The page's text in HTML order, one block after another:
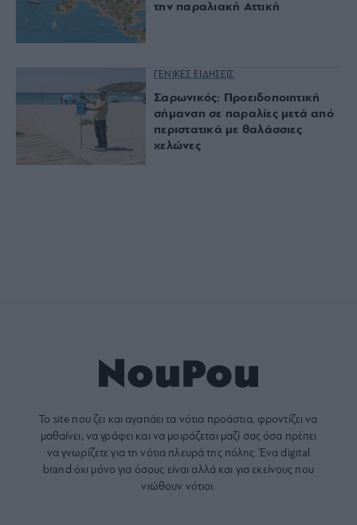
την παραλιακή Αττική
ΓΕΝΙΚΕΣ ΕΙΔΗΣΕΙΣ
Σαρωνικός: Προειδοποιητική
σήμανση σε παραλίες μετά από
περιστατικά με θαλάσσιες
χελώνες
Το site που ζει και αγαπάει τα νότια προάστια, φροντίζει να
μαθαίνει, να γράφει και να μοιράζεται μαζί σας όσα πρέπει
να γνωρίζετε για τη νότια πλευρά της πόλης. Ένα digital
brand όχι μόνο για όσους είναι αλλά και για εκείνους που
νιώθουν νότιοι.